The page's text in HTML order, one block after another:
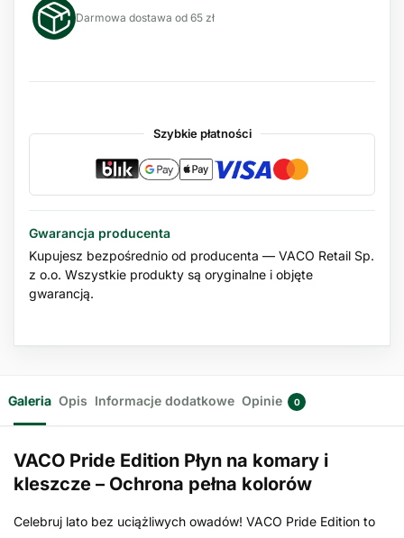
Darmowa dostawa od 65 zł
Szybkie płatności
Gwarancja producenta
Kupujesz bezpośrednio od producenta — VACO Retail Sp.
z o.o. Wszystkie produkty są oryginalne i objęte
gwarancją.
Galeria Opis Informacje dodatkowe Opinie 0
VACO Pride Edition Płyn na komary i
kleszcze – Ochrona pełna kolorów
Celebruj lato bez uciążliwych owadów! VACO Pride Edition to